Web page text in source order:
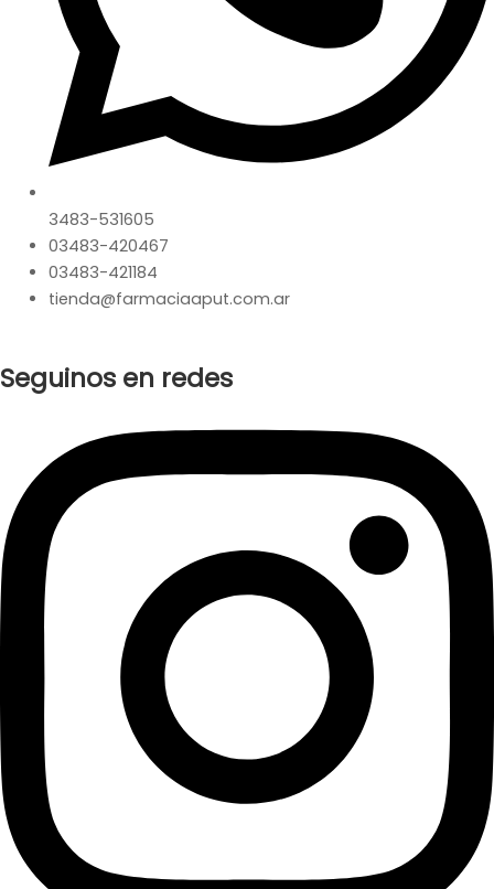
3483-531605
03483-420467
03483-421184
tienda@farmaciaaput.com.ar
Seguinos en redes